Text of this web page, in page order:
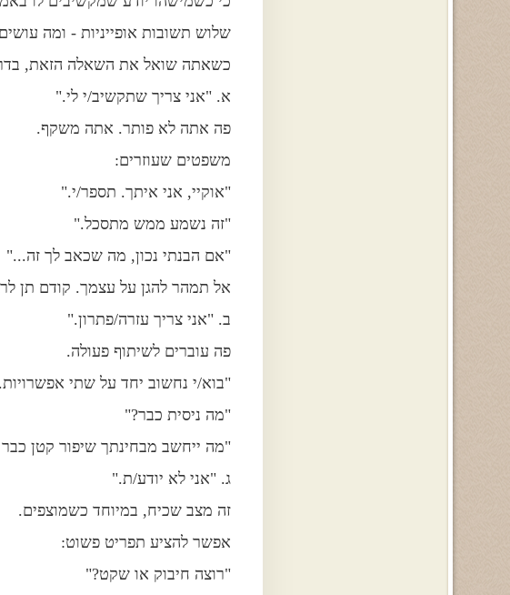
שלוש תשובות אופייניות - ומה
כשאתה שואל את השאלה הזאת,
א. "אני צריך שתקשיב/י לי."
פה אתה לא פותר. אתה משקף.
משפטים שעוזרים:
"אוקיי, אני איתך. תספר/י."
"זה נשמע ממש מתסכל."
"אם הבנתי נכון, מה שכאב לך זה..."
אל תמהר להגן על עצמך. קודם תן
ב. "אני צריך עזרה/פתרון."
פה עוברים לשיתוף פעולה.
"בוא/י נחשוב יחד על שתי
"מה ניסית כבר?"
"מה ייחשב מבחינתך שיפור קטן
ג. "אני לא יודע/ת."
זה מצב שכיח, במיוחד כשמוצפים.
אפשר להציע תפריט פשוט:
"רוצה חיבוק או שקט?"